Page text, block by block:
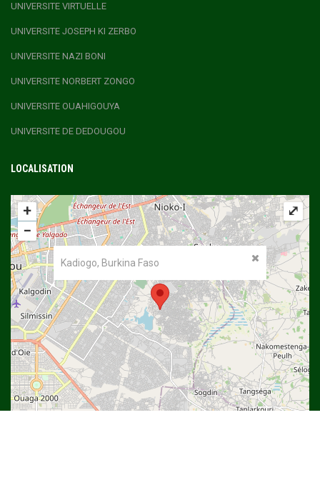
UNIVERSITE VIRTUELLE
UNIVERSITE JOSEPH KI ZERBO
UNIVERSITE NAZI BONI
UNIVERSITE NORBERT ZONGO
UNIVERSITE OUAHIGOUYA
UNIVERSITE DE DEDOUGOU
LOCALISATION
Kadiogo, Burkina Faso
+
−
⤢